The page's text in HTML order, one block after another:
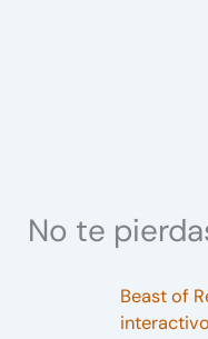
No te
Beast of
interactivo